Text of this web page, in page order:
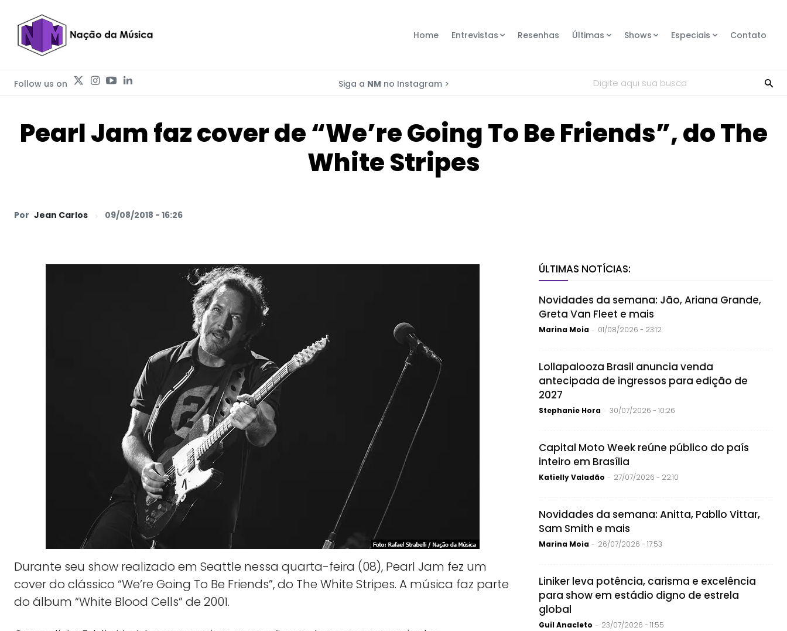
Home Entrevistas Resenhas Últimas Shows Especiais Contato
Follow us on Siga a NM no Instagram > Digite aqui sua busca
Pearl Jam faz cover de “We’re Going To Be Friends”, do The
White Stripes
Por Jean Carlos 09/08/2018 - 16:26
Durante seu show realizado em Seattle nessa quarta-feira (08), Pearl Jam fez um
cover do clássico “We’re Going To Be Friends”, do The White Stripes. A música faz parte
do álbum “White Blood Cells” de 2001.
ÚLTIMAS NOTÍCIAS:
Novidades da semana: Jão, Ariana Grande,
Greta Van Fleet e mais
Marina Moia - 01/08/2026 - 23:12
Lollapalooza Brasil anuncia venda
antecipada de ingressos para edição de
2027
Stephanie Hora - 30/07/2026 - 10:26
Capital Moto Week reúne público do país
inteiro em Brasília
Katielly Valadão - 27/07/2026 - 22:10
Novidades da semana: Anitta, Pabllo Vittar,
Sam Smith e mais
Marina Moia - 26/07/2026 - 17:53
Liniker leva potência, carisma e excelência
para show em estádio digno de estrela
global
Guil Anacleto - 23/07/2026 - 11:55